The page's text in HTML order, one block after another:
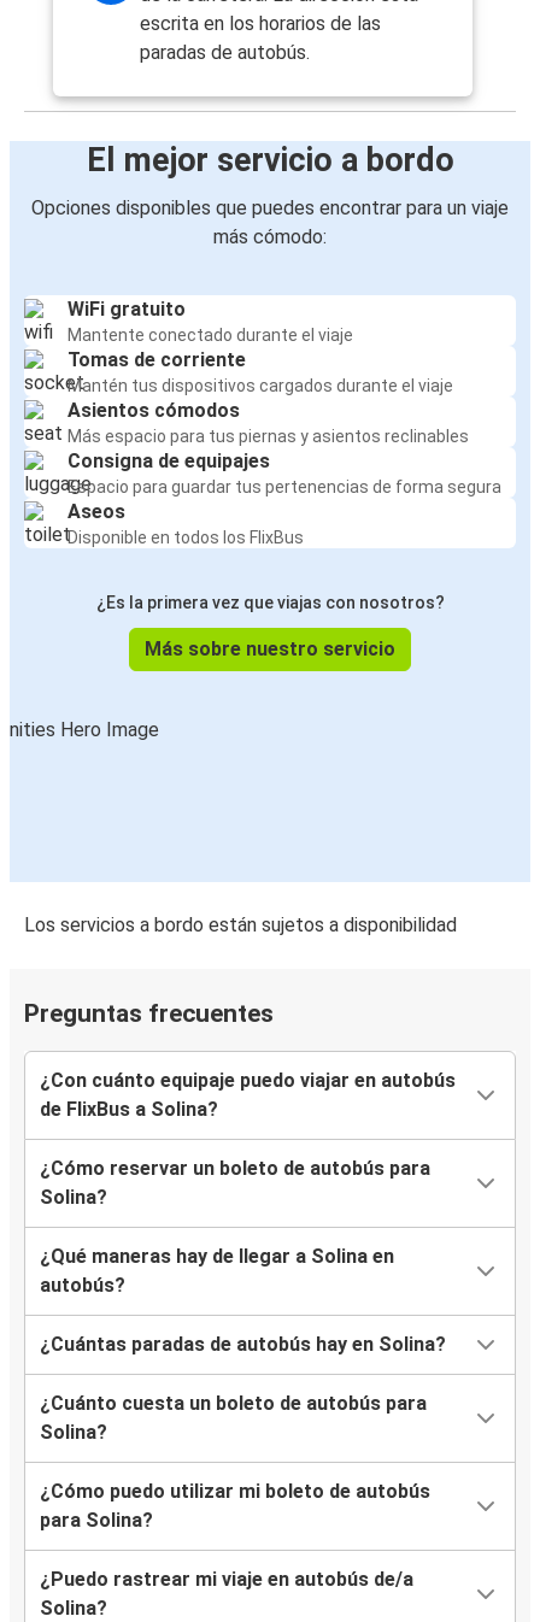
escrita en los horarios de las
paradas de autobús.
El mejor servicio a bordo
Opciones disponibles que puedes encontrar para un viaje
más cómodo:
WiFi gratuito
Mantente conectado durante el viaje
Tomas de corriente
Mantén tus dispositivos cargados durante el viaje
Asientos cómodos
Más espacio para tus piernas y asientos reclinables
Consigna de equipajes
Espacio para guardar tus pertenencias de forma segura
Aseos
Disponible en todos los FlixBus
¿Es la primera vez que viajas con nosotros?
Más sobre nuestro servicio
Los servicios a bordo están sujetos a disponibilidad
Preguntas frecuentes
¿Con cuánto equipaje puedo viajar en autobús
de FlixBus a Solina?
¿Cómo reservar un boleto de autobús para
Solina?
¿Qué maneras hay de llegar a Solina en
autobús?
¿Cuántas paradas de autobús hay en Solina?
¿Cuánto cuesta un boleto de autobús para
Solina?
¿Cómo puedo utilizar mi boleto de autobús
para Solina?
¿Puedo rastrear mi viaje en autobús de/a
Solina?